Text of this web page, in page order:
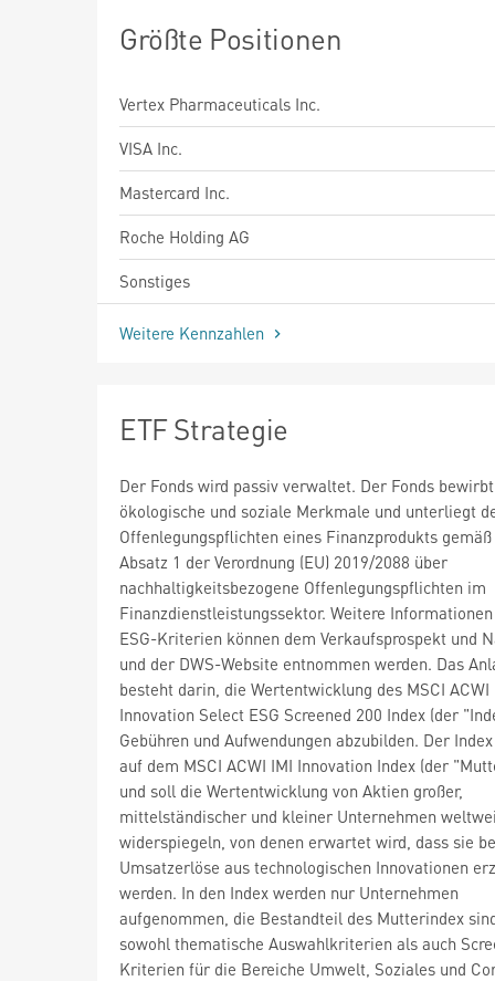
Größte Positionen
Vertex Pharmaceuticals Inc.
VISA Inc.
Mastercard Inc.
Roche Holding AG
Sonstiges
Weitere Kennzahlen
ETF Strategie
Der Fonds wird passiv verwaltet. Der Fonds bewirbt
ökologische und soziale Merkmale und unterliegt
Offenlegungspflichten eines Finanzprodukts
Absatz 1 der Verordnung (EU) 2019/2088 über
nachhaltigkeitsbezogene Offenlegungspflichten im
Finanzdienstleistungssektor. Weitere
ESG-Kriterien können dem Verkaufsprospekt und
und der DWS-Website entnommen werden. Das
besteht darin, die Wertentwicklung des MSCI ACWI
Innovation Select ESG Screened 200 Index (der
Gebühren und Aufwendungen abzubilden. Der
auf dem MSCI ACWI IMI Innovation Index (der
und soll die Wertentwicklung von Aktien großer,
mittelständischer und kleiner Unternehmen
widerspiegeln, von denen erwartet wird, dass sie
Umsatzerlöse aus technologischen Innovationen
werden. In den Index werden nur Unternehmen
aufgenommen, die Bestandteil des Mutterindex
sowohl thematische Auswahlkriterien als auch
Kriterien für die Bereiche Umwelt, Soziales und